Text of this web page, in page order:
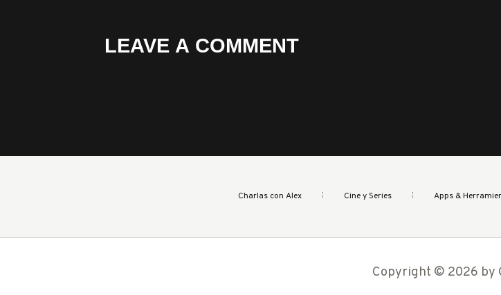
Charlas con Alex Cine y Series Apps &
Copyright © 2026 by